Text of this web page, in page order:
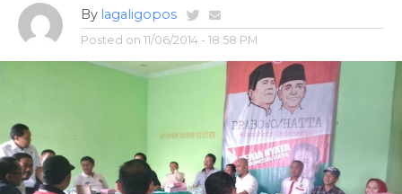
By lagaligopos
Posted on 11/06/2014 - 18:58 PM